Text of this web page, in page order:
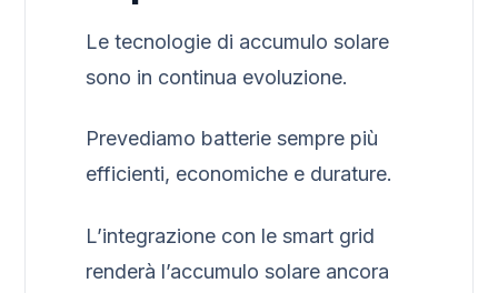
Le tecnologie di accumulo solare
sono in continua evoluzione.
Prevediamo batterie sempre più
efficienti, economiche e durature.
L’integrazione con le smart grid
renderà l’accumulo solare ancora